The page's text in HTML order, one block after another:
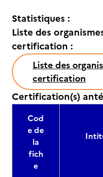
Statistiques :
Liste des
certification :
Liste des
certification
Certification(s)
Cod
e de
la
fich
e